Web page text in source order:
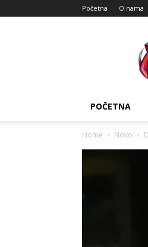
Početna O nama
Magazin
POČETNA
Home Novo